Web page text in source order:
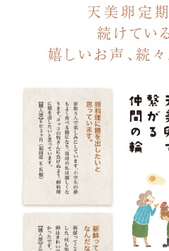
天美卵定
続けてい
嬉しいお声、続